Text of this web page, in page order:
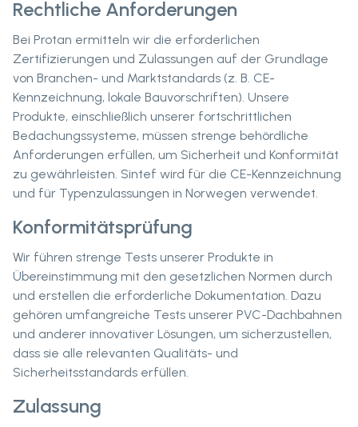
Rechtliche Anforderungen
Bei Protan ermitteln wir die erforderlichen
Zertifizierungen und Zulassungen auf der Grundlage
von Branchen- und Marktstandards (z. B. CE-
Kennzeichnung, lokale Bauvorschriften). Unsere
Produkte, einschließlich unserer fortschrittlichen
Bedachungssysteme, müssen strenge behördliche
Anforderungen erfüllen, um Sicherheit und Konformität
zu gewährleisten. Sintef wird für die CE-Kennzeichnung
und für Typenzulassungen in Norwegen verwendet.
Konformitätsprüfung
Wir führen strenge Tests unserer Produkte in
Übereinstimmung mit den gesetzlichen Normen durch
und erstellen die erforderliche Dokumentation. Dazu
gehören umfangreiche Tests unserer PVC-Dachbahnen
und anderer innovativer Lösungen, um sicherzustellen,
dass sie alle relevanten Qualitäts- und
Sicherheitsstandards erfüllen.
Zulassung